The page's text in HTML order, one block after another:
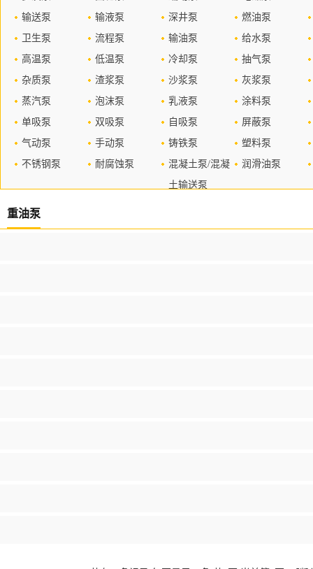
输送泵
输液泵 深井泵
燃油泵
卫生泵
流程泵 输油泵
给水泵
高温泵
低温泵 冷却泵
抽气泵
杂质泵
渣浆泵 沙浆泵
灰浆泵
蒸汽泵
泡沫泵 乳液泵
涂料泵
单吸泵
双吸泵 自吸泵
屏蔽泵
气动泵
手动泵 铸铁泵
塑料泵
不锈钢泵
耐腐蚀泵
混凝土泵/混凝
土输送泵
润滑油泵
重油泵